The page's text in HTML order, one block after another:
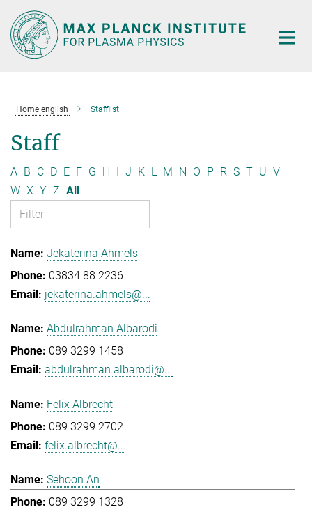
Main-
Content
Home english Stafflist
Staff
A B C D E F G H I J K L M N O P R S T U V
W X Y Z All
Jekaterina Ahmels
03834 88 2236
jekaterina.ahmels@...
Abdulrahman Albarodi
089 3299 1458
abdulrahman.albarodi@...
Felix Albrecht
089 3299 2702
felix.albrecht@...
Sehoon An
089 3299 1328